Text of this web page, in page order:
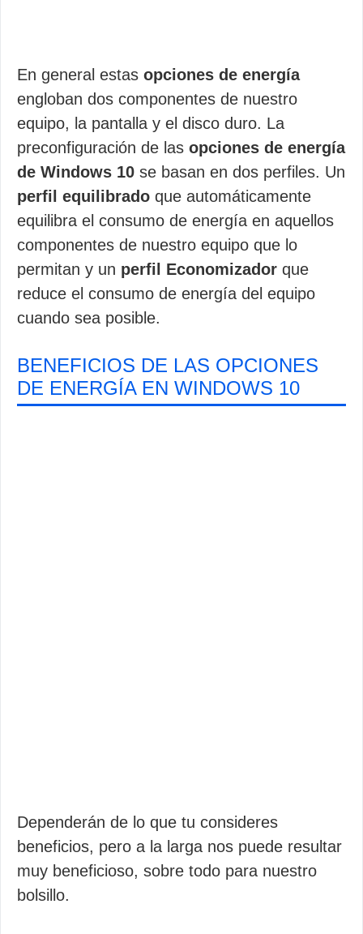
En general estas opciones de energía
engloban dos componentes de nuestro
equipo, la pantalla y el disco duro. La
preconfiguración de las opciones de energía
de Windows 10 se basan en dos perfiles. Un
perfil equilibrado que automáticamente
equilibra el consumo de energía en aquellos
componentes de nuestro equipo que lo
permitan y un perfil Economizador que
reduce el consumo de energía del equipo
cuando sea posible.
BENEFICIOS DE LAS OPCIONES
DE ENERGÍA EN WINDOWS 10
Dependerán de lo que tu consideres
beneficios, pero a la larga nos puede resultar
muy beneficioso, sobre todo para nuestro
bolsillo.